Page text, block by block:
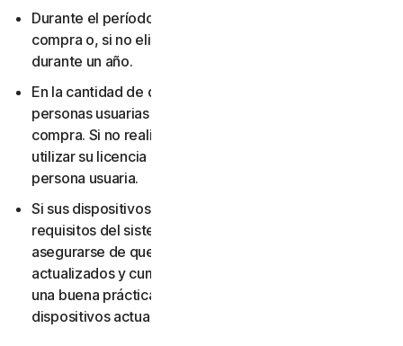
Durante el período que haya elegido al realizar la
compra o, si no eligió una duración de suscripción,
durante un año.
En la cantidad de dispositivos y para la cantidad de
personas usuarias que haya elegido al realizar la
compra. Si no realizó ninguna elección, solo puede
utilizar su licencia en un dispositivo y para una sola
persona usuaria.
Si sus dispositivos y sistemas operativos cumplen los
requisitos del sistema. Es su responsabilidad
asegurarse de que sus dispositivos se mantengan
actualizados y cumplan dichos requisitos. (También es
una buena práctica de seguridad mantener sus
dispositivos actualizados).